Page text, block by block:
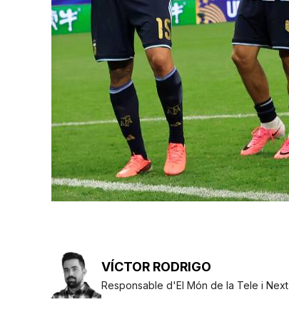
VÍCTOR RODRIGO
Responsable d'El Món de la Tele i Next